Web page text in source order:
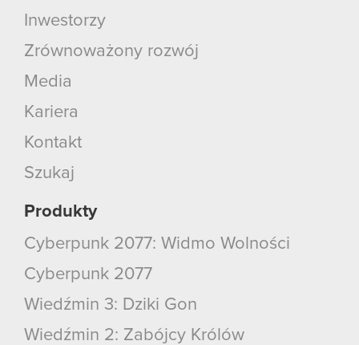
Inwestorzy
Zrównoważony rozwój
Media
Kariera
Kontakt
Szukaj
Produkty
Cyberpunk 2077: Widmo Wolności
Cyberpunk 2077
Wiedźmin 3: Dziki Gon
Wiedźmin 2: Zabójcy Królów